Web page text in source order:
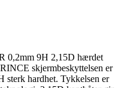
0,2mm 9H 2,15D hærdet
skjermbeskyttelsen er
sterk hardhet. Tykkelsen er